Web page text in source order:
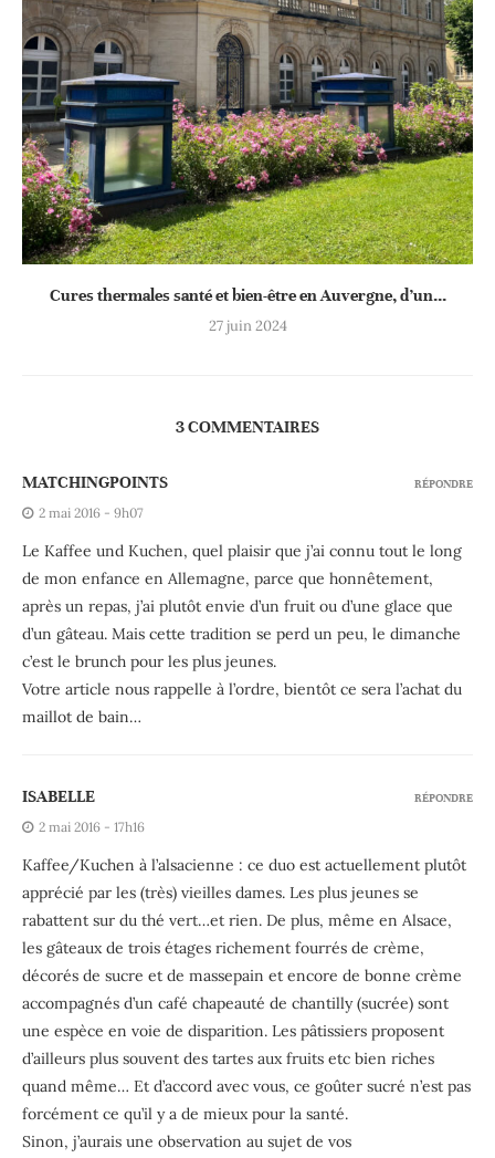
Cures thermales santé et bien-être en Auvergne, d’un...
27 juin 2024
3 COMMENTAIRES
MATCHINGPOINTS
2 mai 2016 - 9h07
Le Kaffee und Kuchen, quel plaisir que j’ai connu tout le long
de mon enfance en Allemagne, parce que honnêtement,
après un repas, j’ai plutôt envie d’un fruit ou d’une glace que
d’un gâteau. Mais cette tradition se perd un peu, le dimanche
c’est le brunch pour les plus jeunes.
Votre article nous rappelle à l’ordre, bientôt ce sera l’achat du
maillot de bain…
RÉPONDRE
ISABELLE
2 mai 2016 - 17h16
Kaffee/Kuchen à l’alsacienne : ce duo est actuellement plutôt
apprécié par les (très) vieilles dames. Les plus jeunes se
rabattent sur du thé vert…et rien. De plus, même en Alsace,
les gâteaux de trois étages richement fourrés de crème,
décorés de sucre et de massepain et encore de bonne crème
accompagnés d’un café chapeauté de chantilly (sucrée) sont
une espèce en voie de disparition. Les pâtissiers proposent
d’ailleurs plus souvent des tartes aux fruits etc bien riches
quand même… Et d’accord avec vous, ce goûter sucré n’est pas
forcément ce qu’il y a de mieux pour la santé.
Sinon, j’aurais une observation au sujet de vos
RÉPONDRE